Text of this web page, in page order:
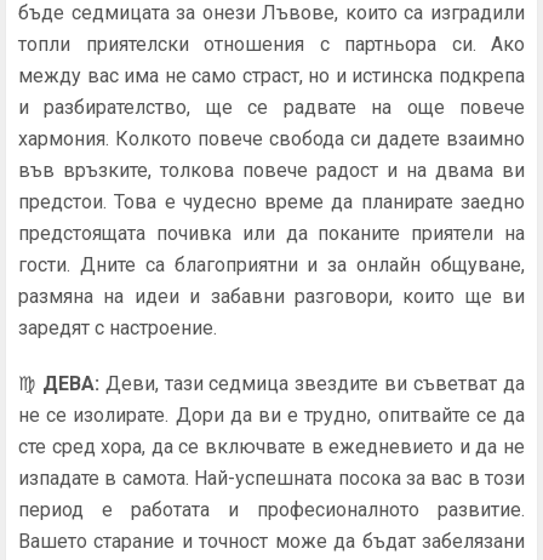
бъде седмицата за онези Лъвове, които са изградили
топли приятелски отношения с партньора си. Ако
между вас има не само страст, но и истинска подкрепа
и разбирателство, ще се радвате на още повече
хармония. Колкото повече свобода си дадете взаимно
във връзките, толкова повече радост и на двама ви
предстои. Това е чудесно време да планирате заедно
предстоящата почивка или да поканите приятели на
гости. Дните са благоприятни и за онлайн общуване,
размяна на идеи и забавни разговори, които ще ви
заредят с настроение.
♍ ДЕВА: Деви, тази седмица звездите ви съветват да
не се изолирате. Дори да ви е трудно, опитвайте се да
сте сред хора, да се включвате в ежедневието и да не
изпадате в самота. Най-успешната посока за вас в този
период е работата и професионалното развитие.
Вашето старание и точност може да бъдат забелязани